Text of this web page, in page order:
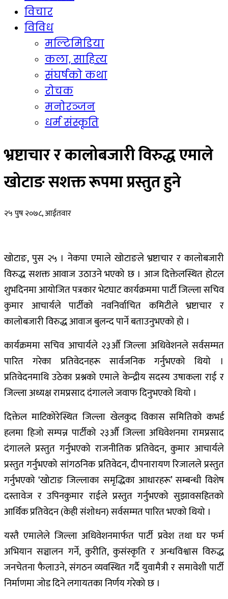
विचार
विविध
मल्टिमिडिया
कला, साहित्य
संघर्षको कथा
रोचक
मनोरञ्जन
धर्म संस्कृति
भ्रष्टाचार र कालोबजारी विरुद्ध एमाले
खोटाङ सशक्त रूपमा प्रस्तुत हुने
२५ पुष २०७८, आईतवार
खोटाङ, पुस २५ । नेकपा एमाले खोटाङले भ्रष्टाचार र कालोबजारी
विरुद्ध सशक्त आवाज उठाउने भएको छ । आज दिक्तेलस्थित होटल
शुभदिनमा आयोजित पत्रकार भेटघाट कार्यक्रममा पार्टी जिल्ला सचिव
कुमार आचार्यले पार्टीको नवनिर्वाचित कमिटीले भ्रष्टाचार र
कालोबजारी विरुद्ध आवाज बुलन्द पार्ने बताउनुभएको हो ।
कार्यक्रममा सचिव आचार्यले २३औँ जिल्ला अधिवेशनले सर्वसम्मत
पारित गरेका प्रतिवेदनहरू सार्वजनिक गर्नुभएको थियो ।
प्रतिवेदनमाथि उठेका प्रश्नको एमाले केन्द्रीय सदस्य उषाकला राई र
जिल्ला अध्यक्ष रामप्रसाद दंगालले जवाफ दिनुभएको थियो ।
दिक्तेल माटिकोरेस्थित जिल्ला खेलकुद विकास समितिको कभर्ड
हलमा हिजो सम्पन्न पार्टीको २३औँ जिल्ला अधिवेशनमा रामप्रसाद
दंगालले प्रस्तुत गर्नुभएको राजनीतिक प्रतिवेदन, कुमार आचार्यले
प्रस्तुत गर्नुभएको सांगठनिक प्रतिवेदन, दीपनारायण रिजालले प्रस्तुत
गर्नुभएको ‘खोटाङ जिल्लाका समृद्धिका आधारहरू’ सम्बन्धी विशेष
दस्तावेज र उपिनकुमार राईले प्रस्तुत गर्नुभएको सुझावसहितको
आर्थिक प्रतिवेदन (केही संशोधन) सर्वसम्मत पारित भएको थियो ।
यस्तै एमालेले जिल्ला अधिवेशनमार्फत पार्टी प्रवेश तथा घर फर्म
अभियान सञ्चालन गर्ने, कुरीति, कुसंस्कृति र अन्धविश्वास विरुद्ध
जनचेतना फैलाउने, संगठन व्यवस्थित गर्दै युवामैत्री र समावेशी पार्टी
निर्माणमा जोड दिने लगायतका निर्णय गरेको छ ।